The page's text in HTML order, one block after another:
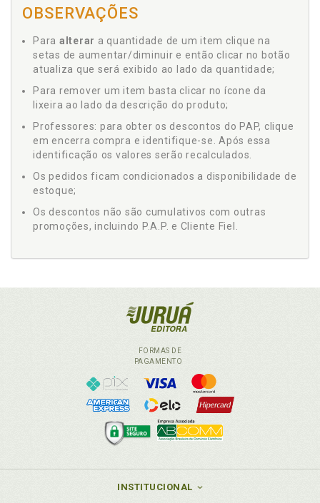
OBSERVAÇÕES
Para alterar a quantidade de um item clique na
setas de aumentar/diminuir e então clicar no botão
atualiza que será exibido ao lado da quantidade;
Para remover um item basta clicar no ícone da
lixeira ao lado da descrição do produto;
Professores: para obter os descontos do PAP, clique
em encerra compra e identifique-se. Após essa
identificação os valores serão recalculados.
Os pedidos ficam condicionados a disponibilidade de
estoque;
Os descontos não são cumulativos com outras
promoções, incluindo P.A.P. e Cliente Fiel.
FORMAS DE
PAGAMENTO
INSTITUCIONAL